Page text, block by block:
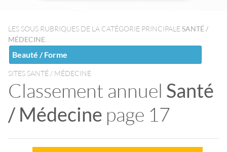
LES SOUS RUBRIQUES DE LA CATÉGORIE PRINCIPALESANTÉ /
MÉDECINE
Beauté / Forme
SITES SANTÉ / MÉDECINE
Classement annuel Santé
/ Médecine page 17